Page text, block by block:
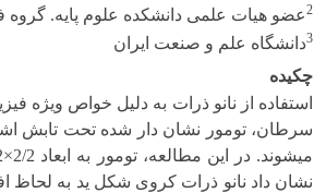
2عضو هیات علمی دانشکده علوم پایه. گروه
3دانشگاه علم و صنعت ایران
چکیده
استفاده از نانو ذرات به دلیل خواص
سرطان، تومور نشان دار شده تحت تابش
نشان داد نانو ذرات کروی شکل ید به لحاظ